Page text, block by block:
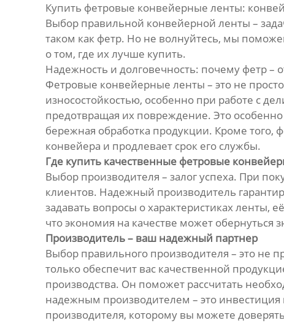
Купить фетровые конвейерные ленты:
Выбор правильной конвейерной ленты –
таком как фетр. Но не волнуйтесь, мы
о том, где их лучше купить.
Надежность и долговечность: почему фетр –
Фетровые конвейерные ленты – это не
износостойкостью, особенно при работе с
предотвращая их повреждение. Это
бережная обработка продукции. Кроме
конвейера и продлевает срок его службы.
Где купить качественные фетровые
Выбор производителя – залог успеха. При
клиентов. Надежный производитель
задавать вопросы о характеристиках ленты,
что экономия на качестве может
Производитель – ваш надежный партнер
Выбор правильного производителя – это не
только обеспечит вас качественной
производства. Он поможет рассчитать
надежным производителем – это
производителя, которому вы можете